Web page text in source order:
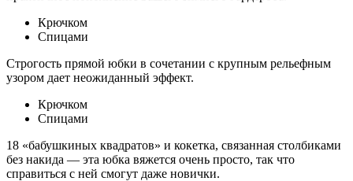
Крючком
Спицами
Строгость прямой юбки в сочетании с крупным рельефным
узором дает неожиданный эффект.
Крючком
Спицами
18 «бабушкиных квадратов» и кокетка, связанная столбиками
без накида — эта юбка вяжется очень просто, так что
справиться с ней смогут даже новички.